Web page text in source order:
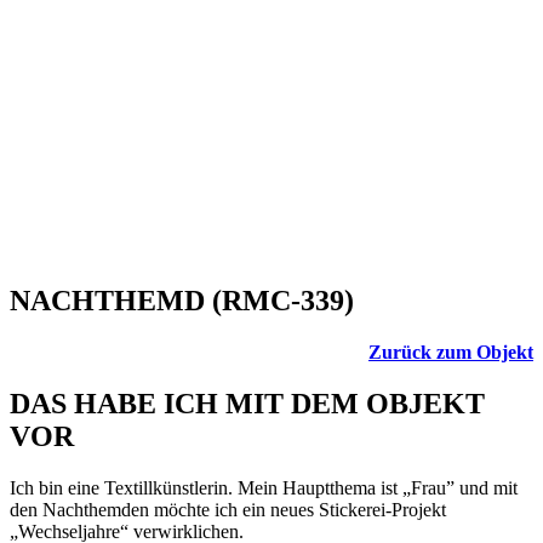
NACHTHEMD (RMC-339)
Zurück zum Objekt
DAS HABE ICH MIT DEM OBJEKT
VOR
Ich bin eine Textillkünstlerin. Mein Hauptthema ist „Frau” und mit
den Nachthemden möchte ich ein neues Stickerei-Projekt
„Wechseljahre“ verwirklichen.